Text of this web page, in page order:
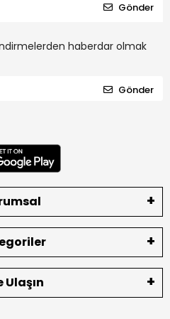
Gönder
haberdar olmak
Gönder
Ulaşın